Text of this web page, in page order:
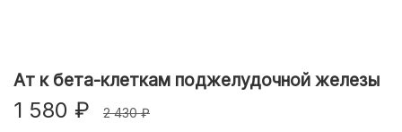
Ат к бета-клеткам поджелудочной железы
1 580 ₽ 2 430 ₽